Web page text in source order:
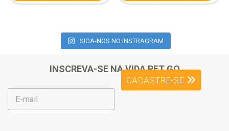
SIGA-NOS NO INSTRAGRAM
INSCREVA-SE NA VIDA PET GO
E
m
CADASTRE-SE